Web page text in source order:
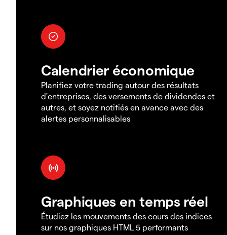
Calendrier économique
Planifiez votre trading autour des résultats
d'entreprises, des versements de dividendes et
autres, et soyez notifiés en avance avec des
alertes personnalisables
Graphiques en temps réel
Étudiez les mouvements des cours des indices
sur nos graphiques HTML 5 performants